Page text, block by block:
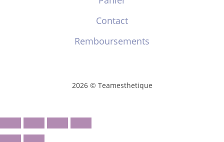
Contact
Remboursements
2026 © Teamesthetique